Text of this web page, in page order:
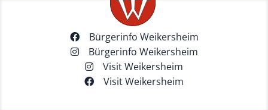
Bürgerinfo Weikersheim
Bürgerinfo Weikersheim
Visit Weikersheim
Visit Weikersheim